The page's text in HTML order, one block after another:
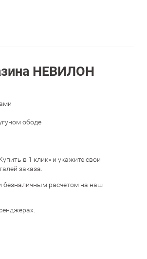
НЕВИЛОН
ободе
в 1 клик» и укажите свои
заказа.
безналичным расчетом на наш